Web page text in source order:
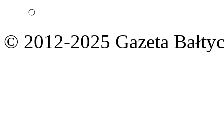
© 2012-2025 Gazeta